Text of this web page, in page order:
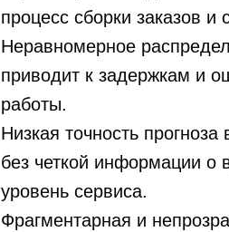
процесс сборки заказов
Неравномерное
приводит к задержкам и
работы.
Низкая точность
без четкой информации о
уровень сервиса.
Фрагментарная и